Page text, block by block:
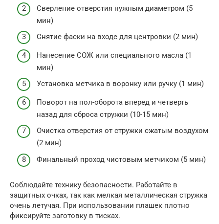
Сверление отверстия нужным диаметром (5
мин)
Снятие фаски на входе для центровки (2 мин)
Нанесение СОЖ или специального масла (1
мин)
Установка метчика в воронку или ручку (1 мин)
Поворот на пол-оборота вперед и четверть
назад для сброса стружки (10-15 мин)
Очистка отверстия от стружки сжатым воздухом
(2 мин)
Финальный проход чистовым метчиком (5 мин)
Соблюдайте технику безопасности. Работайте в
защитных очках, так как мелкая металлическая стружка
очень летучая. При использовании плашек плотно
фиксируйте заготовку в тисках.